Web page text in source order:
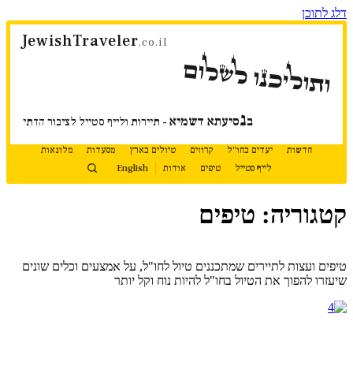
דלג לתוכן
JewishTraveler.co.il
ותוליכנו לשלום
בנסיעתא דשמיא - תיירות ולייף סטייל לציבור הדתי
חדשות יעדים בחו"ל קרוזים טיולים בארץ מסעדות
מלונאות
לייף סטייל
טיפים אודות English
קטגוריה: טיפים
טיפים ועצות לתיירים שמתכננים טיול לחו"ל, על אמצעים וכלים שונים
שיעזרו להפוך את הטיול בחו"ל להיות נוח וקל יותר